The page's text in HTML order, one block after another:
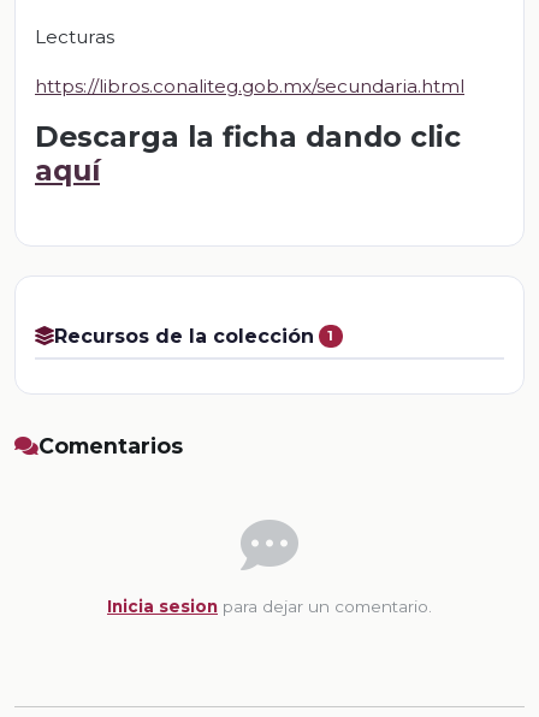
Lecturas
https://libros.conaliteg.gob.mx/secundaria.html
Descarga la ficha dando clic
aquí
Recursos de la colección 1
Comentarios
Inicia sesion para dejar un comentario.